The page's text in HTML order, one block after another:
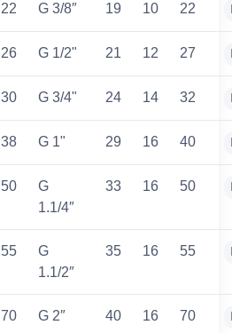
22 G 3/8″ 19 10 22
26 G 1/2" 21 12 27
30 G 3/4" 24 14 32
38 G 1" 29 16 40
50
G
1.1/4″
33 16 50
55
G
1.1/2″
35 16 55
70 G 2″ 40 16 70